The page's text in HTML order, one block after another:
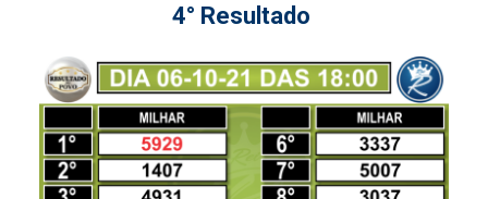
4° Resultado